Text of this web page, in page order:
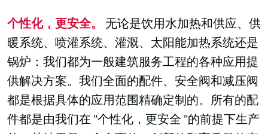
个性化，更安全。 无论是饮用水加热和供应、供
暖系统、喷灌系统、灌溉、太阳能加热系统还是
锅炉：我们都为一般建筑服务工程的各种应用提
供解决方案。我们全面的配件、安全阀和减压阀
都是根据具体的应用范围精确定制的。所有的配
件都是由我们在 "个性化，更安全 "的前提下生产